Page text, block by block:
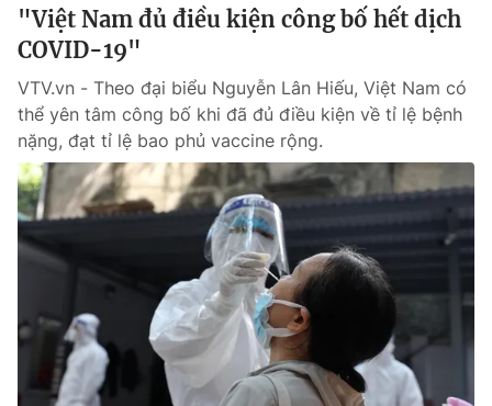
"Việt Nam đủ điều kiện công bố hết dịch
COVID-19"
VTV.vn - Theo đại biểu Nguyễn Lân Hiếu, Việt Nam có
thể yên tâm công bố khi đã đủ điều kiện về tỉ lệ bệnh
nặng, đạt tỉ lệ bao phủ vaccine rộng.